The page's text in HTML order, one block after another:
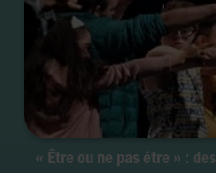
« Être ou ne pas être » :